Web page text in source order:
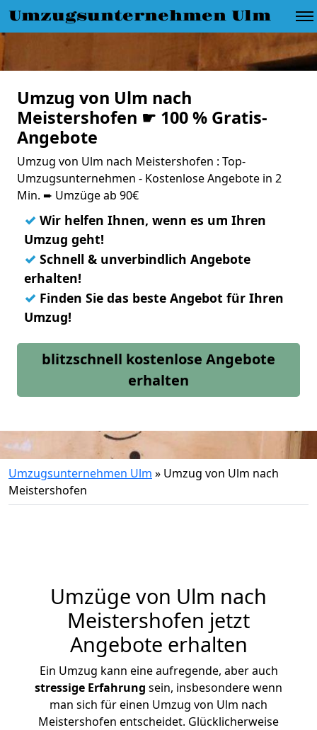
Umzugsunternehmen Ulm
Umzug von Ulm nach
Meistershofen ☛ 100 % Gratis-
Angebote
Umzug von Ulm nach Meistershofen : Top-
Umzugsunternehmen - Kostenlose Angebote in 2
Min. ➨ Umzüge ab 90€
✓ Wir helfen Ihnen, wenn es um Ihren
Umzug geht!
✓ Schnell & unverbindlich Angebote
erhalten!
✓ Finden Sie das beste Angebot für Ihren
Umzug!
blitzschnell kostenlose Angebote
erhalten
Umzugsunternehmen Ulm » Umzug von Ulm nach
Meistershofen
Umzüge von Ulm nach
Meistershofen jetzt
Angebote erhalten
Ein Umzug kann eine aufregende, aber auch
stressige Erfahrung sein, insbesondere wenn
man sich für einen Umzug von Ulm nach
Meistershofen entscheidet. Glücklicherweise